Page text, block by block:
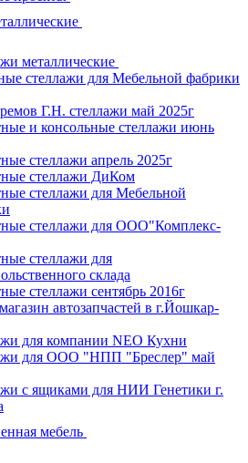
металлические
стеллажи для Мебельной фабрики
Г.Н. стеллажи май 2025г
и консольные стеллажи июнь
стеллажи апрель 2025г
стеллажи ДиКом
стеллажи для Мебельной
стеллажи для ООО"Комплекс-
стеллажи для
склада
стеллажи сентябрь 2016г
автозапчастей в г.Йошкар-
для компании NEO Кухни
для ООО "НПП "Бреслер" май
с ящиками для НИИ Генетики г.
мебель